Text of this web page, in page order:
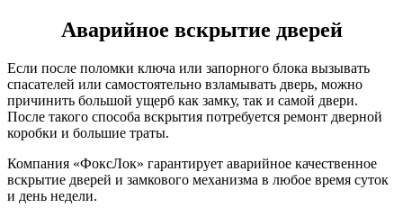
Аварийное вскрытие дверей
Если после поломки ключа или запорного блока вызывать
спасателей или самостоятельно взламывать дверь, можно
причинить большой ущерб как замку, так и самой двери.
После такого способа вскрытия потребуется ремонт дверной
коробки и большие траты.
Компания «ФоксЛок» гарантирует аварийное качественное
вскрытие дверей и замкового механизма в любое время суток
и день недели.